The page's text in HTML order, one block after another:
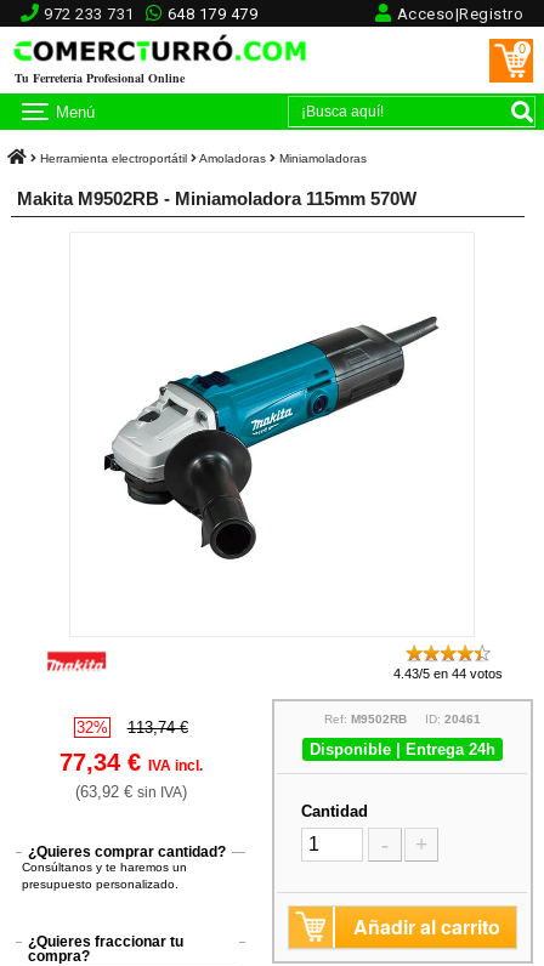
972 233 731 648 179 479 Acceso|Registro
Tu Ferretería Profesional Online
0
Menú
Herramienta electroportátil Amoladoras Miniamoladoras
Makita M9502RB - Miniamoladora 115mm 570W
4.43/5 en 44 votos
32% 113,74 €
77,34 € IVA incl.
(63,92 € sin IVA)
¿Quieres comprar cantidad?
Consúltanos y te haremos un
presupuesto personalizado.
¿Quieres fraccionar tu
compra?
Ref: M9502RBID: 20461
Disponible | Entrega 24h
Cantidad
- +
Añadir al carrito